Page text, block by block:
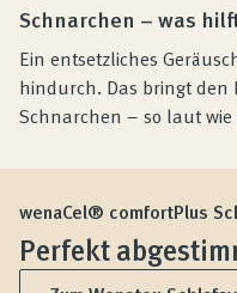
Schnarchen – was
Ein entsetzliches
hindurch. Das bringt den
Schnarchen – so laut wie
wenaCel® comfortPlus
Perfekt